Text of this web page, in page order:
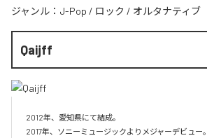
ジャンル： J-Pop / ロック / オルタナティブ
Qaijff
2012年、愛知県にて結成。
2017年、ソニーミュージックよりメジャーデビュー。